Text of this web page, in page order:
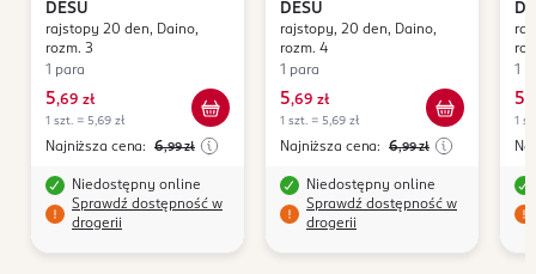
DESU
rajstopy 20 den, Daino,
rozm. 3
1 para
5,69 zł
1 szt. = 5,69 zł
Najniższa cena: 6,99 zł
Niedostępny online
Sprawdź dostępność w
drogerii
DESU
rajstopy, 20 den, Daino,
rozm. 4
1 para
5,69 zł
1 szt. = 5,69 zł
Najniższa cena: 6,99 zł
Niedostępny online
Sprawdź dostępność w
drogerii
1
5
1